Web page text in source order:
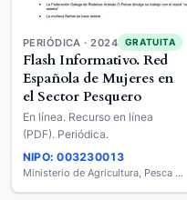
PERIÓDICA · 2024 GRATUITA
Flash Informativo. Red
Española de Mujeres en
el Sector Pesquero
En línea. Recurso en línea
(PDF). Periódica.
NIPO: 003230013
Ministerio de Agricultura, Pesca y Alimentación